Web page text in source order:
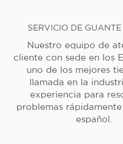
SERVICIO DE
Nuestro equipo de
cliente con sede en los
uno de los mejores
llamada en la
experiencia para
problemas
español.